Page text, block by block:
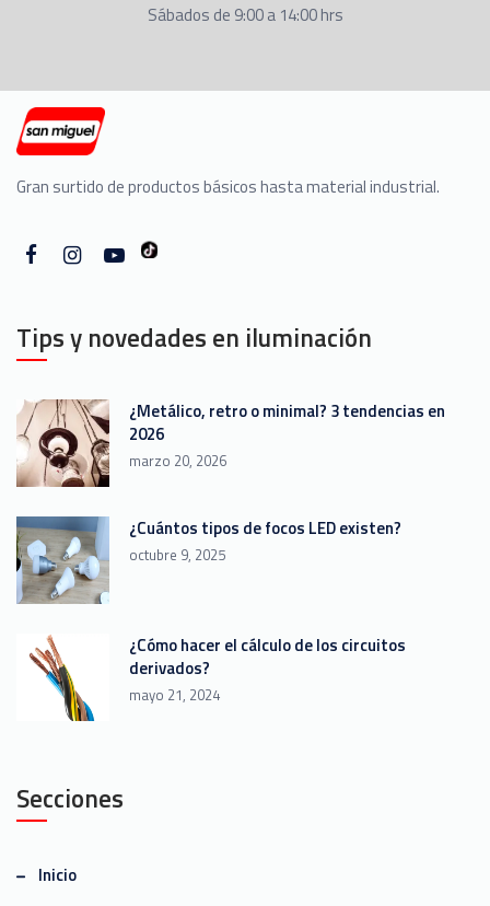
Sábados de 9:00 a 14:00 hrs
Gran surtido de productos básicos hasta material industrial.
Tips y novedades en iluminación
¿Metálico, retro o minimal? 3 tendencias en
2026
marzo 20, 2026
¿Cuántos tipos de focos LED existen?
octubre 9, 2025
¿Cómo hacer el cálculo de los circuitos
derivados?
mayo 21, 2024
Secciones
Inicio